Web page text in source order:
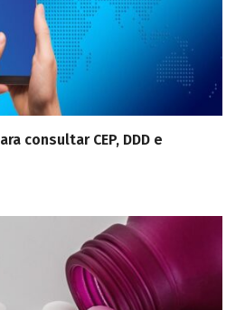
consultar CEP, DDD e